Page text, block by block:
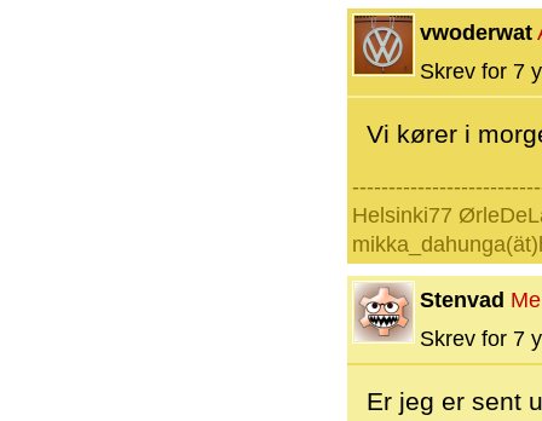
vwoderwat
Skrev for 7
Vi kører i
Helsinki77
Stenvad
Skrev for 7
Er jeg er sent